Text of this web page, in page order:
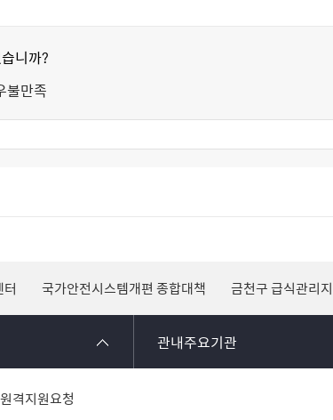
니까?
불만족
국가안전시스템개편 종합대책 금천구 급식관리
관내주요기관
원격지원요청